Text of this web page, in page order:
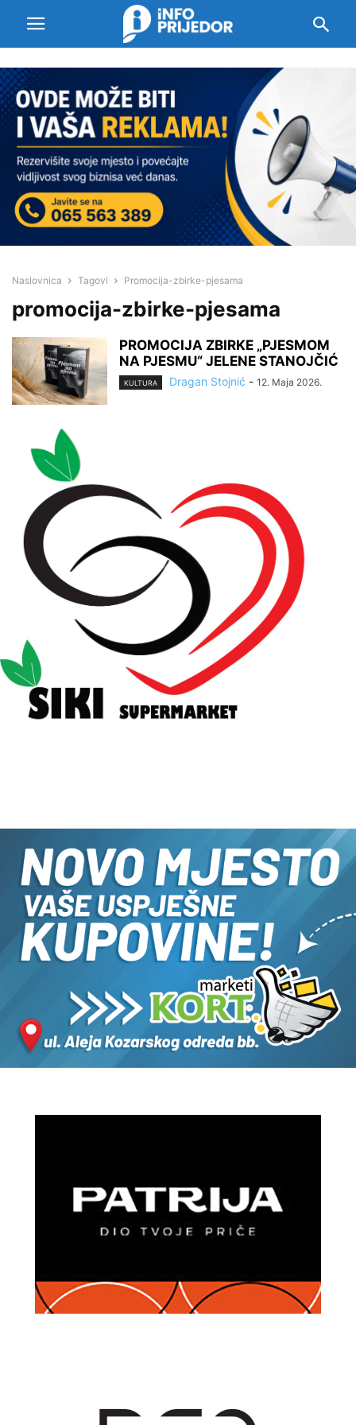
Naslovnica Tagovi Promocija-zbirke-pjesama
promocija-zbirke-pjesama
PROMOCIJA ZBIRKE „PJESMOM
NA PJESMU“ JELENE STANOJČIĆ
KULTURA Dragan Stojnić - 12. Maja 2026.